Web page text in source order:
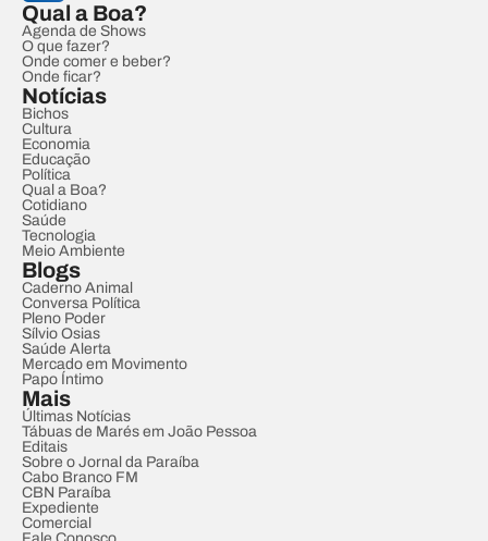
Qual a Boa?
Agenda de Shows
O que fazer?
Onde comer e beber?
Onde ficar?
Notícias
Bichos
Cultura
Economia
Educação
Política
Qual a Boa?
Cotidiano
Saúde
Tecnologia
Meio Ambiente
Blogs
Caderno Animal
Conversa Política
Pleno Poder
Sílvio Osias
Saúde Alerta
Mercado em Movimento
Papo Íntimo
Mais
Últimas Notícias
Tábuas de Marés em João Pessoa
Editais
Sobre o Jornal da Paraíba
Cabo Branco FM
CBN Paraíba
Expediente
Comercial